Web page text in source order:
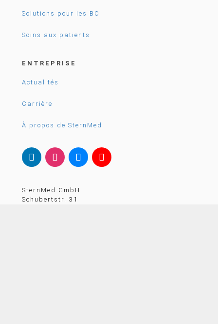
Solutions pour les BO
Soins aux patients
ENTREPRISE
Actualités
Carrière
À propos de SternMed
SternMed GmbH
Schubertstr. 31